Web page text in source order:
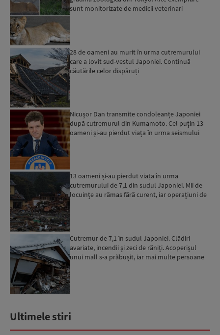
sunt monitorizate de medicii veterinari
28 de oameni au murit în urma cutremurului
care a lovit sud-vestul Japoniei. Continuă
căutările celor dispăruți
Nicuşor Dan transmite condoleanțe Japoniei
după cutremurul din Kumamoto. Cel puțin 13
oameni și-au pierdut viața în urma seismului
13 oameni și-au pierdut viața în urma
cutremurului de 7,1 din sudul Japoniei. Mii de
locuințe au rămas fără curent, iar operațiuni de
Cutremur de 7,1 în sudul Japoniei. Clădiri
avariate, incendii și zeci de răniți. Acoperișul
unui mall s-a prăbușit, iar mai multe persoane
Ultimele stiri